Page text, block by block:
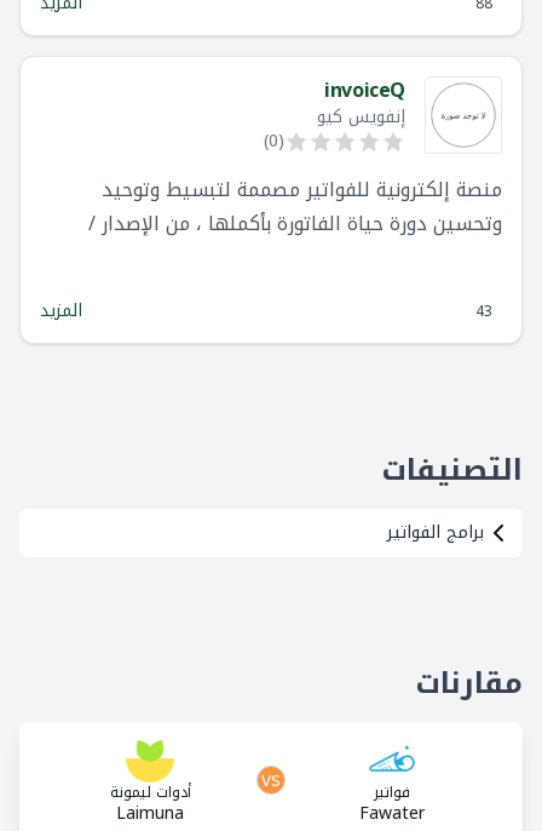
invoiceQ
إنفويس كيو
(
0
)
منصة إلكترونية للفواتير مصممة لتبسيط وتوحيد
وتحسين دورة حياة الفاتورة بأكملها ، من الإصدار /
43 المزيد
التصنيفات
برامج الفواتير
مقارنات
فواتير
Fawater
أدوات ليمونة
Laimuna
vs